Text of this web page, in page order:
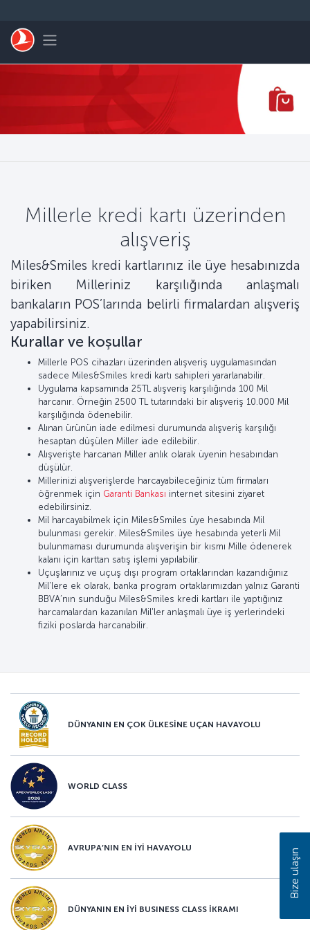
Toggle navigation
Millerle kredi kartı üzerinden
alışveriş
Miles&Smiles kredi kartlarınız ile üye hesabınızda
biriken Milleriniz karşılığında anlaşmalı
bankaların POS’larında belirli firmalardan alışveriş
yapabilirsiniz.
Kurallar ve koşullar
Millerle POS cihazları üzerinden alışveriş uygulamasından
sadece Miles&Smiles kredi kartı sahipleri yararlanabilir.
Uygulama kapsamında 25TL alışveriş karşılığında 100 Mil
harcanır. Örneğin 2500 TL tutarındaki bir alışveriş 10.000 Mil
karşılığında ödenebilir.
Alınan ürünün iade edilmesi durumunda alışveriş karşılığı
hesaptan düşülen Miller iade edilebilir.
Alışverişte harcanan Miller anlık olarak üyenin hesabından
düşülür.
Millerinizi alışverişlerde harcayabileceğiniz tüm firmaları
öğrenmek için Garanti Bankası internet sitesini ziyaret
edebilirsiniz.
Mil harcayabilmek için Miles&Smiles üye hesabında Mil
bulunması gerekir. Miles&Smiles üye hesabında yeterli Mil
bulunmaması durumunda alışverişin bir kısmı Mille ödenerek
kalanı için karttan satış işlemi yapılabilir.
Uçuşlarınız ve uçuş dışı program ortaklarından kazandığınız
Mil'lere ek olarak, banka program ortaklarımızdan yalnız Garanti
BBVA’nın sunduğu Miles&Smiles kredi kartları ile yaptığınız
harcamalardan kazanılan Mil'ler anlaşmalı üye iş yerlerindeki
fiziki poslarda harcanabilir.
DÜNYANIN EN ÇOK ÜLKESİNE UÇAN HAVAYOLU
WORLD CLASS
AVRUPA’NIN EN İYİ HAVAYOLU
DÜNYANIN EN İYİ BUSINESS CLASS İKRAMI
Bize ulaşın